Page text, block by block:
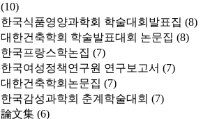
(10)
한국식품영양과학회 학술대회발표집 (8)
대한건축학회 학술발표대회 논문집 (8)
한국프랑스학논집 (7)
한국여성정책연구원 연구보고서 (7)
대한건축학회논문집 (7)
한국감성과학회 춘계학술대회 (7)
論文集 (6)